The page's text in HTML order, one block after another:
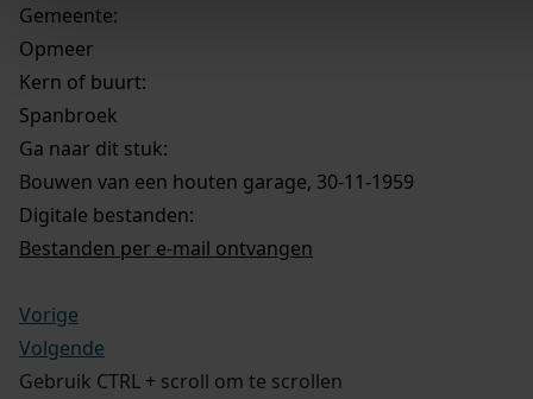
Gemeente:
Opmeer
Kern of buurt:
Spanbroek
Ga naar dit stuk:
Bouwen van een houten garage, 30-11-1959
Digitale bestanden:
Bestanden per e-mail ontvangen
Vorige
Volgende
Gebruik CTRL + scroll om te scrollen